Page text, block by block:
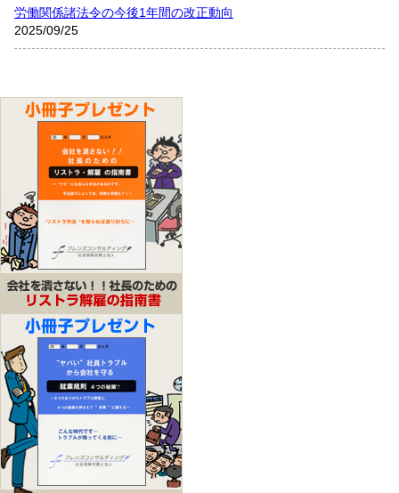
労働関係諸法令の今後1年間の改正動向
2025/09/25